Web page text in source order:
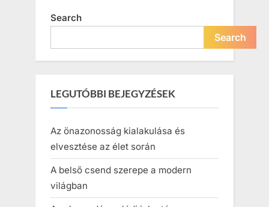
Search
Search
LEGUTÓBBI BEJEGYZÉSEK
Az önazonosság kialakulása és
elvesztése az élet során
A belső csend szerepe a modern
világban